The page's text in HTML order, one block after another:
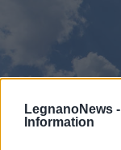
LegnanoNews -
Information